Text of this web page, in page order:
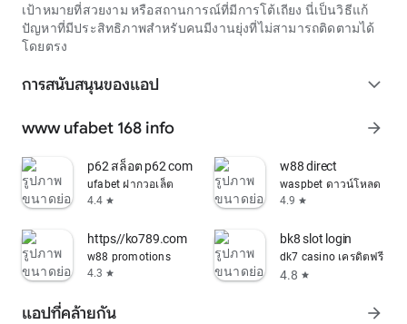
เป้าหมายที่สวยงาม หรือสถานการณ์ที่มีการโต้เถียง นี่เป็นวิธีแก้
ปัญหาที่มีประสิทธิภาพสำหรับคนมีงานยุ่งที่ไม่สามารถติดตามได้
โดยตรง
การสนับสนุนของแอป expand_more
www ufabet 168 info arrow_forward
p62 สล็อต p62 com เข้า สู่ ระบบ
ufabet ฝากวอเล็ต
4.4 star
w88 direct
waspbet ดาวน์โหลด
4.9 star
https//ko789.com
w88 promotions
4.3 star
bk8 slot login
dk7 casino เครดิตฟรี
4.8 star
แอปที่คล้ายกัน arrow_forward